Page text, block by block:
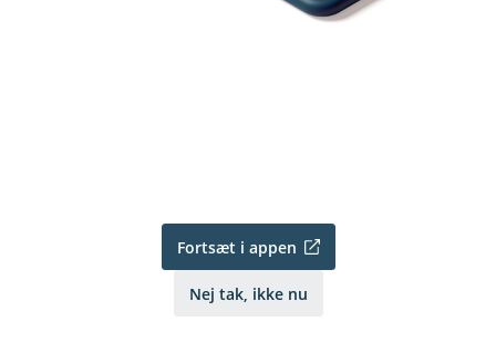
Fortsæt i appen
Nej tak, ikke nu